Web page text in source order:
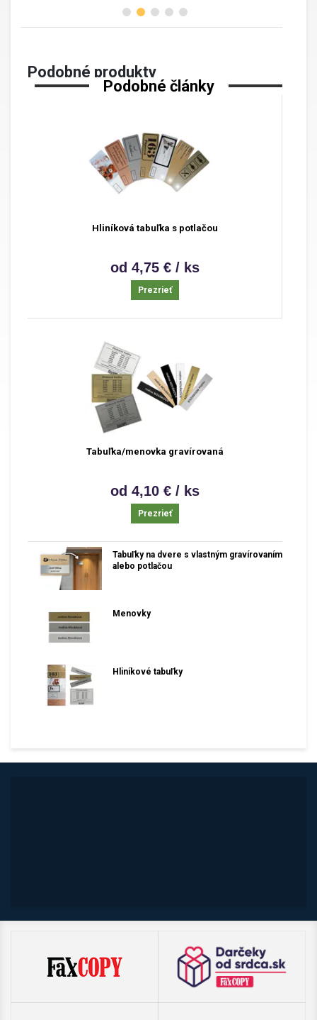
Podobné produkty
Hliníková tabuľka s potlačou
od 4,75 € / ks
Prezrieť
Tabuľka/menovka gravírovaná
od 4,10 € / ks
Prezrieť
Podobné články
Tabuľky na dvere s vlastným gravírovaním
alebo potlačou
Menovky
Hliníkové tabuľky